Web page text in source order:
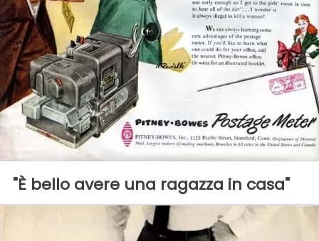
"È bello avere una ragazza in casa"